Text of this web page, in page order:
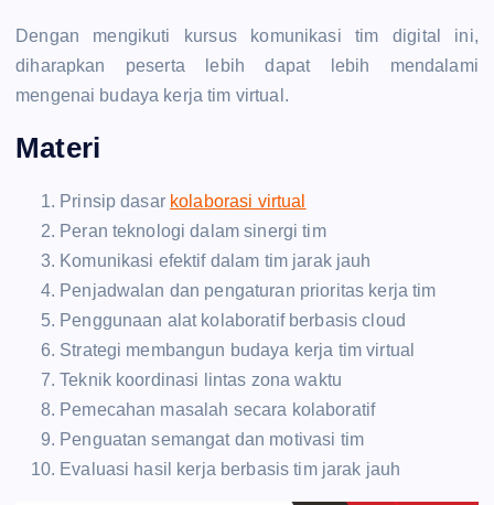
Dengan mengikuti kursus komunikasi tim digital ini,
diharapkan peserta lebih dapat lebih mendalami
mengenai budaya kerja tim virtual.
Materi
Prinsip dasar kolaborasi virtual
Peran teknologi dalam sinergi tim
Komunikasi efektif dalam tim jarak jauh
Penjadwalan dan pengaturan prioritas kerja tim
Penggunaan alat kolaboratif berbasis cloud
Strategi membangun budaya kerja tim virtual
Teknik koordinasi lintas zona waktu
Pemecahan masalah secara kolaboratif
Penguatan semangat dan motivasi tim
Evaluasi hasil kerja berbasis tim jarak jauh